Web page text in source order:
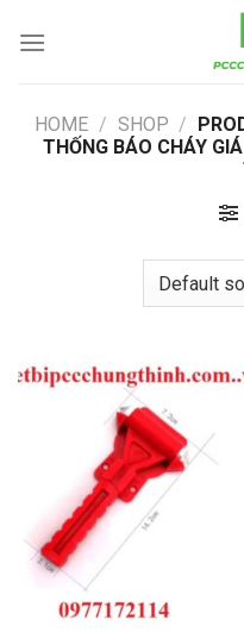
HOME / SHOP /
THỐNG BÁO CHÁY